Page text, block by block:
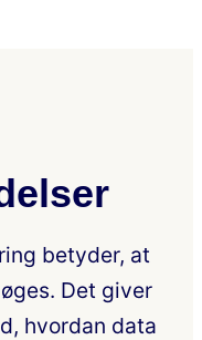
betyder, at
Det giver
hvordan data